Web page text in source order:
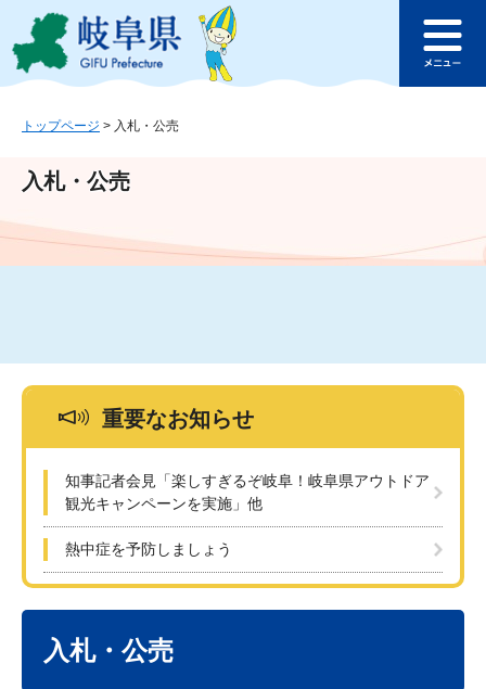
ジ
ュ
文
このページの本文へ
ュ
トップページ > 入札・公売
入札・公売
重要なお知らせ
知事記者会見「楽しすぎるぞ岐阜！岐阜県アウトドア
観光キャンペーンを実施」他
熱中症を予防しましょう
入札・公売